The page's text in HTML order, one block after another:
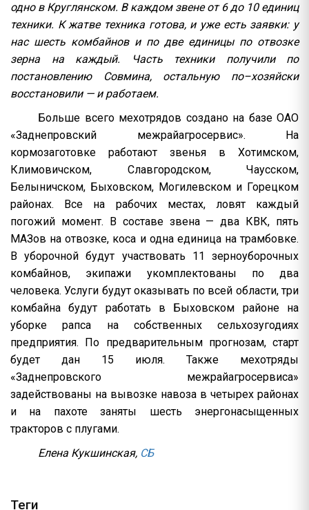
одно в Круглянском. В каждом звене от 6 до 10 единиц
техники. К жатве техника готова, и уже есть заявки: у
нас шесть комбайнов и по две единицы по отвозке
зерна на каждый. Часть техники получили по
постановлению Совмина, остальную по–хозяйски
восстановили — и работаем.
Больше всего мехотрядов создано на базе ОАО
«Заднепровский межрайагросервис». На
кормозаготовке работают звенья в Хотимском,
Климовичском, Славгородском, Чаусском,
Белыничском, Быховском, Могилевском и Горецком
районах. Все на рабочих местах, ловят каждый
погожий момент. В составе звена — два КВК, пять
МАЗов на отвозке, коса и одна единица на трамбовке.
В уборочной будут участвовать 11 зерноуборочных
комбайнов, экипажи укомплектованы по два
человека. Услуги будут оказывать по всей области, три
комбайна будут работать в Быховском районе на
уборке рапса на собственных сельхозугодиях
предприятия. По предварительным прогнозам, старт
будет дан 15 июля. Также мехотряды
«Заднепровского межрайагросервиса»
задействованы на вывозке навоза в четырех районах
и на пахоте заняты шесть энергонасыщенных
тракторов с плугами.
Елена Кукшинская, СБ
Теги